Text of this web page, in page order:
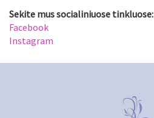
Sekite mus socialiniuose tinkluose:
Facebook
Instagram